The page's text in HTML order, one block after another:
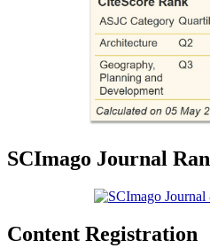
SCImago Journal
Content Registration